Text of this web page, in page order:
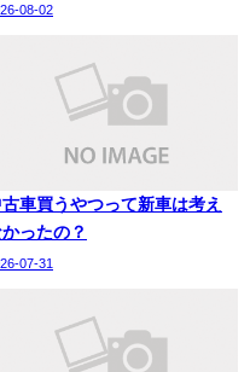
08-02
車買うやつって新車は考え
ったの？
07-31